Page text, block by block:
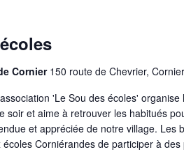
Cornier 150 route de Chevrier,
'Le Sou des écoles'
soir et aime à retrouver les habitués
et appréciée de notre village. Les
écoles Corniérandes de participer à